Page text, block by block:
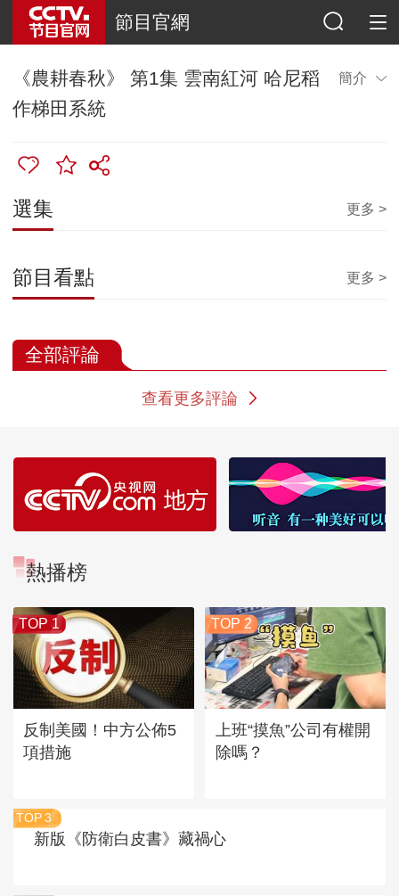
節目官網
《農耕春秋》 第1集 雲南紅河 哈尼稻
作梯田系統
簡介
選集 更多 >
節目看點 更多 >
全部評論
查看更多評論
熱播榜
TOP 1
反制美國！中方公佈5
項措施
TOP 2
上班“摸魚”公司有權開
除嗎？
TOP 3
新版《防衛白皮書》藏禍心